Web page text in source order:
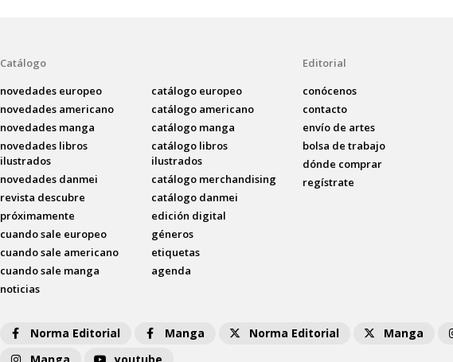
Catálogo
novedades europeo
novedades americano
novedades manga
novedades libros
ilustrados
novedades danmei
revista descubre
próximamente
cuando sale europeo
cuando sale americano
cuando sale manga
noticias
catálogo europeo
catálogo americano
catálogo manga
catálogo libros
ilustrados
catálogo merchandising
catálogo danmei
edición digital
géneros
etiquetas
agenda
Editorial
conócenos
contacto
envío de artes
bolsa de trabajo
dónde comprar
regístrate
Norma Editorial Manga Norma Editorial Manga
Manga
youtube